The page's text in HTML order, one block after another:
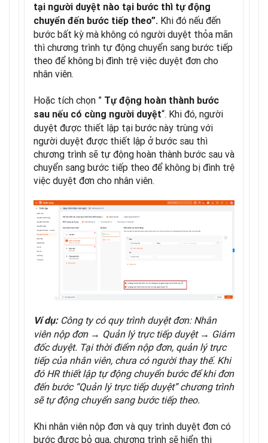
tại người duyệt nào tại bước thì tự động
chuyển đến bước tiếp theo”. Khi đó nếu đến
bước bất kỳ mà không có người duyệt thỏa mãn
thì chương trình tự động chuyển sang bước tiếp
theo để không bị đình trệ việc duyệt đơn cho
nhân viên.
Hoặc tích chọn ” Tự động hoàn thành bước
sau nếu có cùng người duyệt“. Khi đó, người
duyệt được thiết lập tại bước này trùng với
người duyệt được thiết lập ở bước sau thì
chương trình sẽ tự động hoàn thành bước sau và
chuyển sang bước tiếp theo để không bị đình trệ
việc duyệt đơn cho nhân viên.
Ví dụ:Công ty có quy trình duyệt đơn: Nhân
viên nộp đơn → Quản lý trực tiếp duyệt → Giám
đốc duyệt. Tại thời điểm nộp đơn, quản lý trực
tiếp của nhân viên, chưa có người thay thế. Khi
đó HR thiết lập tự động chuyển bước để khi đơn
đến bước “Quản lý trực tiếp duyệt” chương trình
sẽ tự động chuyển sang bước tiếp theo.
Khi nhân viên nộp đơn và quy trình duyệt đơn có
bước được bỏ qua, chương trình sẽ hiển thị